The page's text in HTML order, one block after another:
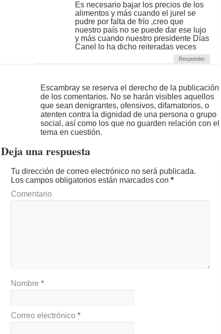
Es necesario bajar los precios de los
alimentos y más cuando el jurel se
pudre por falta de frío ,creo que
nuestro país no se puede dar ese lujo
y más cuando nuestro presidente Días
Canel lo ha dicho reiteradas veces
Responder
Escambray se reserva el derecho de la publicación
de los comentarios. No se harán visibles aquellos
que sean denigrantes, ofensivos, difamatorios, o
atenten contra la dignidad de una persona o grupo
social, así como los que no guarden relación con el
tema en cuestión.
Deja una respuesta
Tu dirección de correo electrónico no será publicada.
Los campos obligatorios están marcados con*
Comentario
Nombre*
Correo electrónico*